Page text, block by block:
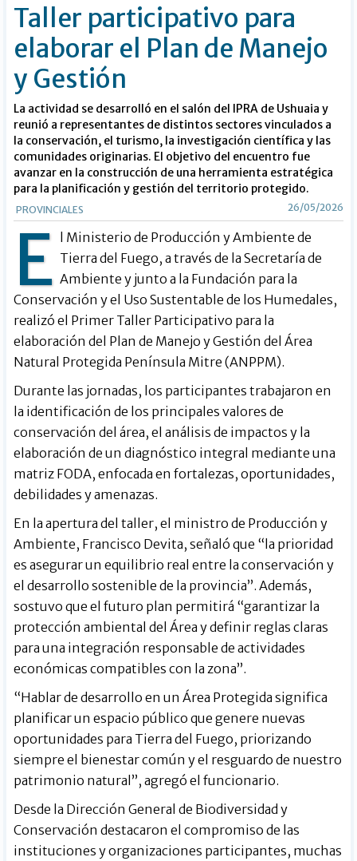
Taller participativo para
elaborar el Plan de Manejo
y Gestión
La actividad se desarrolló en el salón del IPRA de Ushuaia y
reunió a representantes de distintos sectores vinculados a
la conservación, el turismo, la investigación científica y las
comunidades originarias. El objetivo del encuentro fue
avanzar en la construcción de una herramienta estratégica
para la planificación y gestión del territorio protegido.
PROVINCIALES 26/05/2026
E
l Ministerio de Producción y Ambiente de
Tierra del Fuego, a través de la Secretaría de
Ambiente y junto a la Fundación para la
Conservación y el Uso Sustentable de los Humedales,
realizó el Primer Taller Participativo para la
elaboración del Plan de Manejo y Gestión del Área
Natural Protegida Península Mitre (ANPPM).
Durante las jornadas, los participantes trabajaron en
la identificación de los principales valores de
conservación del área, el análisis de impactos y la
elaboración de un diagnóstico integral mediante una
matriz FODA, enfocada en fortalezas, oportunidades,
debilidades y amenazas.
En la apertura del taller, el ministro de Producción y
Ambiente, Francisco Devita, señaló que “la prioridad
es asegurar un equilibrio real entre la conservación y
el desarrollo sostenible de la provincia”. Además,
sostuvo que el futuro plan permitirá “garantizar la
protección ambiental del Área y definir reglas claras
para una integración responsable de actividades
económicas compatibles con la zona”.
“Hablar de desarrollo en un Área Protegida significa
planificar un espacio público que genere nuevas
oportunidades para Tierra del Fuego, priorizando
siempre el bienestar común y el resguardo de nuestro
patrimonio natural”, agregó el funcionario.
Desde la Dirección General de Biodiversidad y
Conservación destacaron el compromiso de las
instituciones y organizaciones participantes, muchas